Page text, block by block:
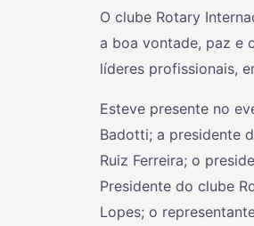
O clube Rotary
a boa vontade, paz e
líderes profissionais,
Esteve presente no
Badotti; a presidente
Ruiz Ferreira; o
Presidente do clube
Lopes; o